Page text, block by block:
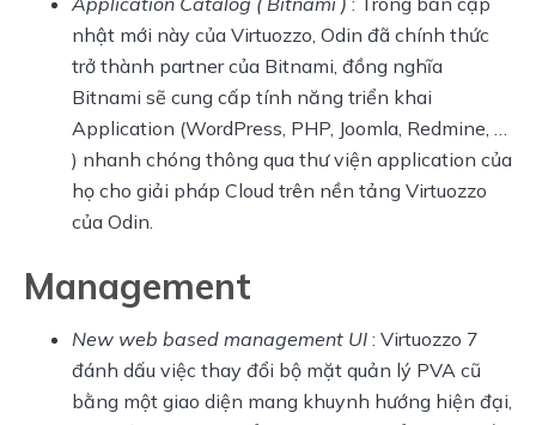
nhật mới này của Virtuozzo, Odin đã chính thức
trở thành partner của Bitnami, đồng nghĩa
Bitnami sẽ cung cấp tính năng triển khai
Application (WordPress, PHP, Joomla, Redmine, …
) nhanh chóng thông qua thư viện application của
họ cho giải pháp Cloud trên nền tảng Virtuozzo
của Odin.
Management
New web based management UI : Virtuozzo 7
đánh dấu việc thay đổi bộ mặt quản lý PVA cũ
bằng một giao diện mang khuynh hướng hiện đại,